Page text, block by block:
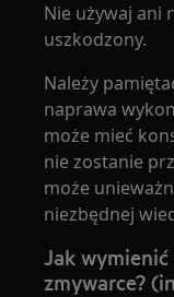
Nie używaj ani
uszkodzony.
Należy
naprawa
może mieć
nie zostanie
może
niezbędnej
Jak
zmywarce?